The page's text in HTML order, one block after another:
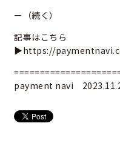
ー（続く）
記事はこちら
▶https://
payment navi